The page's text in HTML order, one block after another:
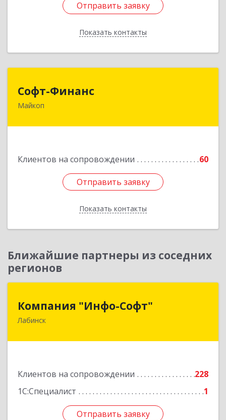
Отправить заявку
Показать контакты
Отправить заявку
Назад
Софт-Финанс
Майкоп
Клиентов на сопровождении 60
Отправить заявку
Показать контакты
385006, Адыгея Респ, Майкоп г, Калинина ул,
Отправить заявку
Назад
Ближайшие партнеры из соседних
регионов
Компания "Инфо-Софт"
Лабинск
Клиентов на сопровождении
228
1С:Специалист
1
Отправить заявку
Компания "Инфо-Софт"
352500, Краснодарский край, Лабинский р-н,
Отправить заявку